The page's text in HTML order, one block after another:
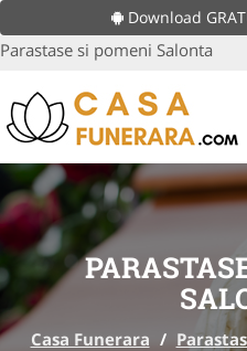
Download
Parastase si pomeni Salonta
Casa Funerara /